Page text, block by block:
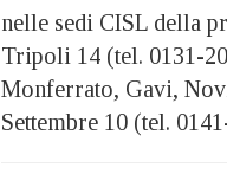
nelle sedi CISL della
Tripoli 14 (tel. 0131-
Monferrato, Gavi,
Settembre 10 (tel.